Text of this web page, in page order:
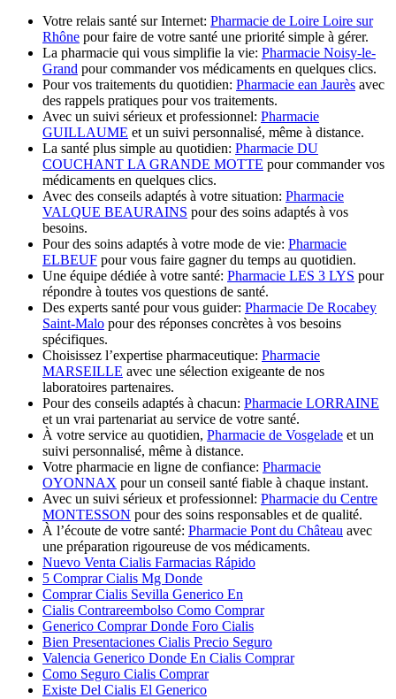
Votre relais santé sur Internet: Pharmacie de Loire Loire sur
Rhône pour faire de votre santé une priorité simple à gérer.
La pharmacie qui vous simplifie la vie: Pharmacie Noisy-le-
Grand pour commander vos médicaments en quelques clics.
Pour vos traitements du quotidien: Pharmacie ean Jaurès avec
des rappels pratiques pour vos traitements.
Avec un suivi sérieux et professionnel: Pharmacie
GUILLAUME et un suivi personnalisé, même à distance.
La santé plus simple au quotidien: Pharmacie DU
COUCHANT LA GRANDE MOTTE pour commander vos
médicaments en quelques clics.
Avec des conseils adaptés à votre situation: Pharmacie
VALQUE BEAURAINS pour des soins adaptés à vos
besoins.
Pour des soins adaptés à votre mode de vie: Pharmacie
ELBEUF pour vous faire gagner du temps au quotidien.
Une équipe dédiée à votre santé: Pharmacie LES 3 LYS pour
répondre à toutes vos questions de santé.
Des experts santé pour vous guider: Pharmacie De Rocabey
Saint-Malo pour des réponses concrètes à vos besoins
spécifiques.
Choisissez l’expertise pharmaceutique: Pharmacie
MARSEILLE avec une sélection exigeante de nos
laboratoires partenaires.
Pour des conseils adaptés à chacun: Pharmacie LORRAINE
et un vrai partenariat au service de votre santé.
À votre service au quotidien, Pharmacie de Vosgelade et un
suivi personnalisé, même à distance.
Votre pharmacie en ligne de confiance: Pharmacie
OYONNAX pour un conseil santé fiable à chaque instant.
Avec un suivi sérieux et professionnel: Pharmacie du Centre
MONTESSON pour des soins responsables et de qualité.
À l’écoute de votre santé: Pharmacie Pont du Château avec
une préparation rigoureuse de vos médicaments.
Nuevo Venta Cialis Farmacias Rápido
5 Comprar Cialis Mg Donde
Comprar Cialis Sevilla Generico En
Cialis Contrareembolso Como Comprar
Generico Comprar Donde Foro Cialis
Bien Presentaciones Cialis Precio Seguro
Valencia Generico Donde En Cialis Comprar
Como Seguro Cialis Comprar
Existe Del Cialis El Generico